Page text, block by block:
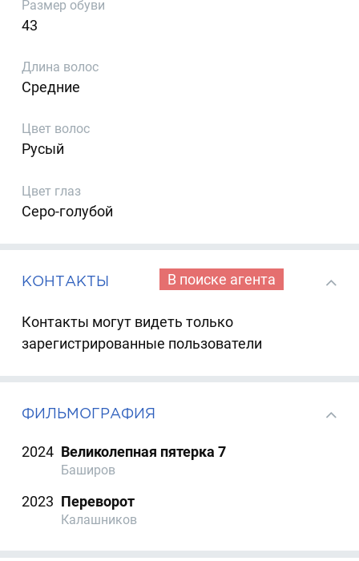
Размер обуви
43
Длина волос
Средние
Цвет волос
Русый
Цвет глаз
Серо-голубой
КОНТАКТЫ В поиске агента
Контакты могут видеть только
зарегистрированные пользователи
ФИЛЬМОГРАФИЯ
2024 Великолепная пятерка 7
Баширов
2023 Переворот
Калашников